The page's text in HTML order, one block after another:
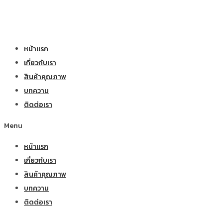
หน้าแรก
เกี่ยวกับเรา
สินค้าคุณภาพ
บทความ
ติดต่อเรา
Menu
หน้าแรก
เกี่ยวกับเรา
สินค้าคุณภาพ
บทความ
ติดต่อเรา